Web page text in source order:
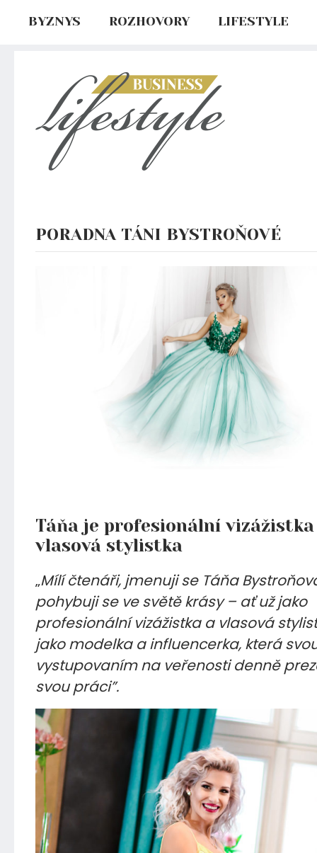
BYZNYS ROZHOVORY LIFESTYLE
PORADNA TÁNI BYSTROŇOVÉ
Táňa je profesionální vizážistka
vlasová stylistka
„Mílí čtenáři, jmenuji se Táňa
pohybuji se ve světě krásy – ať už jako
profesionální vizážistka a vlasová
jako modelka a influencerka, která
vystupovaním na veřenosti denně
svou práci”.